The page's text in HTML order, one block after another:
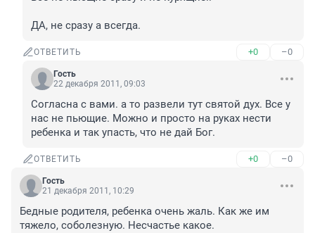
ДА, не сразу а всегда.
ОТВЕТИТЬ +0 –0
Гость
22 декабря 2011, 09:03
Согласна с вами. а то развели тут святой дух. Все у
нас не пьющие. Можно и просто на руках нести
ребенка и так упасть, что не дай Бог.
ОТВЕТИТЬ +0 –0
Гость
21 декабря 2011, 10:29
Бедные родителя, ребенка очень жаль. Как же им
тяжело, соболезную. Несчастье какое.